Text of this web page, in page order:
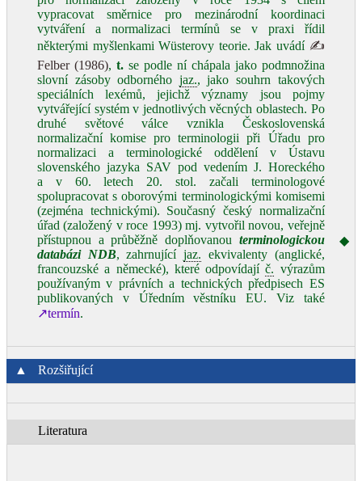
vypracovat směrnice pro mezinárodní koordinaci
vytváření a normalizaci termínů se v praxi řídil
některými myšlenkami Wüsterovy teorie. Jak uvádí ✍
Felber (1986), t.se podle ní chápala jako podmnožina
slovní zásoby odborného jaz., jako souhrn takových
speciálních lexémů, jejichž významy jsou pojmy
vytvářející systém v jednotlivých věcných oblastech. Po
druhé světové válce vznikla Československá
normalizační komise pro terminologii při Úřadu pro
normalizaci a terminologické oddělení v Ústavu
slovenského jazyka SAV pod vedením J. Horeckého
a v 60. letech 20. stol. začali terminologové
spolupracovat s oborovými terminologickými komisemi
(zejména technickými). Současný český normalizační
úřad (založený v roce 1993) mj. vytvořil novou, veřejně
přístupnou a průběžně doplňovanou terminologickou
databázi NDB, zahrnujícíjaz. ekvivalenty (anglické,
francouzské a německé), které odpovídajíč. výrazům
používaným v právních a technických předpisech ES
publikovaných v Úředním věstníku EU. Viz také
↗termín.
◆
▲ Rozšiřující
Literatura